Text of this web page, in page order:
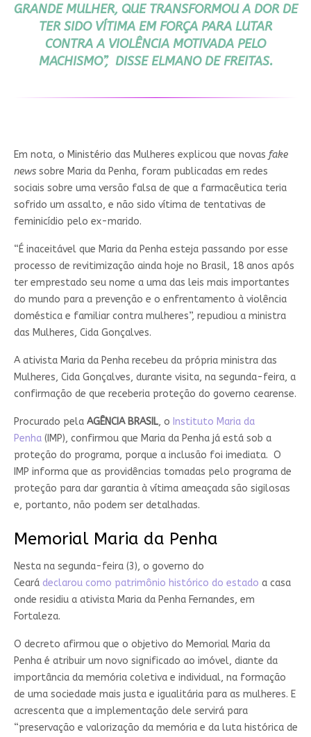
GRANDE MULHER, QUE TRANSFORMOU A DOR DE
TER SIDO VÍTIMA EM FORÇA PARA LUTAR
CONTRA A VIOLÊNCIA MOTIVADA PELO
MACHISMO”, DISSE ELMANO DE FREITAS.
Em nota, o Ministério das Mulheres explicou que novas fake
newssobre Maria da Penha, foram publicadas em redes
sociais sobre uma versão falsa de que a farmacêutica teria
sofrido um assalto, e não sido vítima de tentativas de
feminicídio pelo ex-marido.
“É inaceitável que Maria da Penha esteja passando por esse
processo de revitimização ainda hoje no Brasil, 18 anos após
ter emprestado seu nome a uma das leis mais importantes
do mundo para a prevenção e o enfrentamento à violência
doméstica e familiar contra mulheres”, repudiou a ministra
das Mulheres, Cida Gonçalves.
A ativista Maria da Penha recebeu da própria ministra das
Mulheres, Cida Gonçalves, durante visita, na segunda-feira, a
confirmação de que receberia proteção do governo cearense.
Procurado pela AGÊNCIA BRASIL, o Instituto Maria da
Penha(IMP), confirmou que Maria da Penha já está sob a
proteção do programa, porque a inclusão foi imediata. O
IMP informa que as providências tomadas pelo programa de
proteção para dar garantia à vítima ameaçada são sigilosas
e, portanto, não podem ser detalhadas.
Memorial Maria da Penha
Nesta na segunda-feira (3), o governo do
Ceará declarou como patrimônio histórico do estado a casa
onde residiu a ativista Maria da Penha Fernandes, em
Fortaleza.
O decreto afirmou que o objetivo do Memorial Maria da
Penha é atribuir um novo significado ao imóvel, diante da
importância da memória coletiva e individual, na formação
de uma sociedade mais justa e igualitária para as mulheres. E
acrescenta que a implementação dele servirá para
“preservação e valorização da memória e da luta histórica de